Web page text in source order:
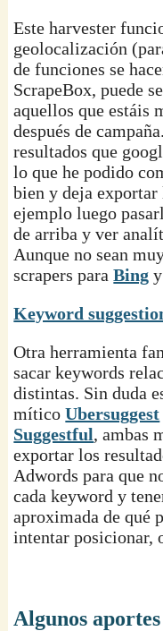
Este harvester
geolocalización
de funciones se
ScrapeBox, puede
aquellos que estáis
después de
resultados que
lo que he podido
bien y deja
ejemplo luego
de arriba y ver
Aunque no sean
scrapers paraBing
Keyword
Otra herramienta
sacar keywords
distintas. Sin duda
míticoUbersuggest
Suggestful, ambas
exportar los
Adwords para que
cada keyword y
aproximada de qué
intentar posicionar,
Algunos